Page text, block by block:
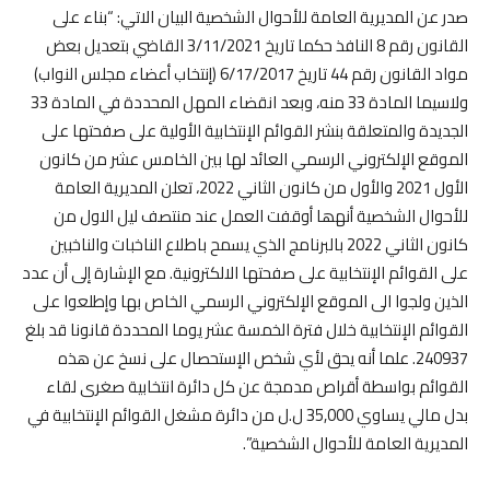
صدر عن المديرية العامة للأحوال الشخصية البيان الاتي: “بناء على
القانون رقم 8 النافذ حكما تاريخ 3/11/2021 القاضي بتعديل بعض
مواد القانون رقم 44 تاريخ 6/17/2017 (إنتخاب أعضاء مجلس النواب)
ولاسيما المادة 33 منه، وبعد انقضاء المهل المحددة في المادة 33
الجديدة والمتعلقة بنشر القوائم الإنتخابية الأولية على صفحتها على
الموقع الإلكتروني الرسمي العائد لها بين الخامس عشر من كانون
الأول 2021 والأول من كانون الثاني 2022، تعلن المديرية العامة
للأحوال الشخصية أنهھا أوقفت العمل عند منتصف ليل الاول من
كانون الثاني 2022 بالبرنامج الذي يسمح باطلاع الناخبات والناخبين
على القوائم الإنتخابية على صفحتها الالكترونية. مع الإشارة إلى أن عدد
الذين ولجوا الى الموقع الإلكتروني الرسمي الخاص بها وإطلعوا على
القوائم الإنتخابية خلال فترة الخمسة عشر يوما المحددة قانونا قد بلغ
240937. علما أنه يحق لأي شخص الإستحصال على نسخ عن هذه
القوائم بواسطة أقراص مدمجة عن كل دائرة انتخابية صغرى لقاء
بدل مالي يساوي 35,000 ل.ل من دائرة مشغل القوائم الإنتخابية في
المديرية العامة للأحوال الشخصية”.